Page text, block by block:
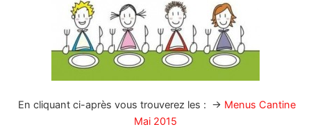
En cliquant ci-après vous trouverez les : → Menus Cantine
Mai 2015